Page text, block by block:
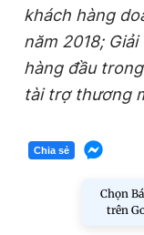
khách hàng
năm 2018;
hàng đầu
tài trợ thương
Chia sẻ
Chọn
trên